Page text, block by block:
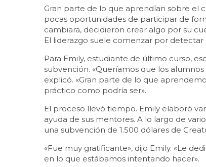
Gran parte de lo que aprendían sobre el
pocas oportunidades de participar de
cambiara, decidieron crear algo por su
El liderazgo suele comenzar por
Para Emily, estudiante de último curso,
subvención. «Queríamos que los
explicó. «Gran parte de lo que
práctico como podría ser».
El proceso llevó tiempo. Emily elaboró
ayuda de sus mentores. A lo largo de
una subvención de 1.500 dólares de
«Fue muy gratificante», dijo Emily. «Le
en lo que estábamos intentando hacer».